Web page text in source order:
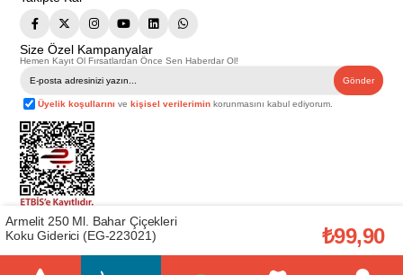
Size Özel Kampanyalar
Hemen Kayıt Ol Fırsatlardan Önce Sen Haberdar Ol!
Gönder
Üyelik koşullarını vekişisel verilerimin korunmasını kabul ediyorum.
Telif Hakkı © 2026Afeks Yapı Market
. Tüm hakları saklıdır.
Bu web sitesindeki tüm ürünler ticari amaçlıdır. Web sitemizde yer alan
görsel ve yazılı içerikler firmamıza ait olup, firmamızın yazılı izni alınmadan
başka yerlerde kullanılamaz. İçeriklerin izin alınmadan kopyalanması ve
Armelit 250 Ml. Bahar Çiçekleri
Koku Giderici (EG-223021)
₺99,90